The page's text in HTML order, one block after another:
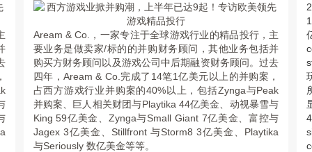
Aream & Co.，一家专注于全球游戏行业的精品投行，主
要业务是做卖家/标的的并购财务顾问，其他业务包括并
购买方财务顾问以及游戏公司中后期融资财务顾问。过去
四年，Aream & Co.完成了14笔1亿美元以上的并购案，
占西方游戏行业并购案的40%以上，包括Zynga与Peak
并购案、巨人相关财团与Playtika 44亿美金、动视暴雪与
King 59亿美金、Zynga与Small Giant 7亿美金、富控与
Jagex 3亿美金、Stillfront 与Storm8 3亿美金、Playtika
与Seriously 数亿美金等等。